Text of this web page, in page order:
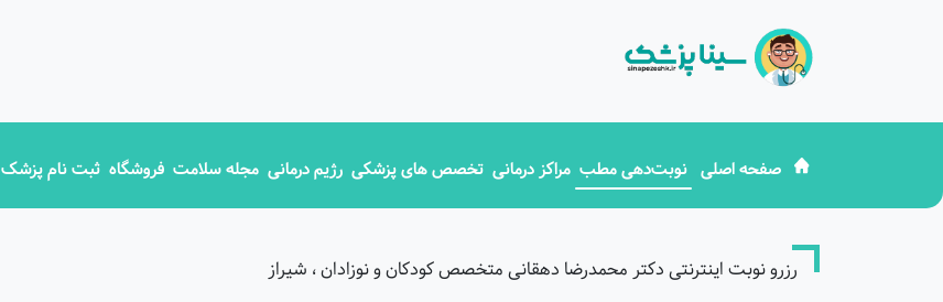
صفحه اصلی نوبت‌دهی مطب مراکز درمانی تخصص های پزشکی رژیم درمانی مجله سلامت فروشگاه ثبت نام پزشک
رزرو نوبت اینترنتی دکتر محمدرضا دهقانی متخصص کودکان و نوزادان ، شیراز